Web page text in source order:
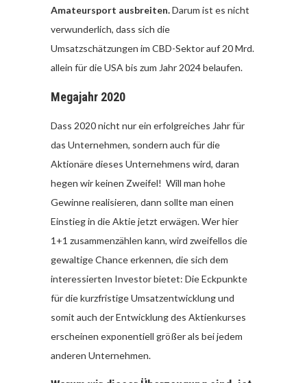
Amateursport ausbreiten.Darum ist es nicht
verwunderlich, dass sich die
Umsatzschätzungen im CBD-Sektor auf 20 Mrd.
allein für die USA bis zum Jahr 2024 belaufen.
Megajahr 2020
Dass 2020 nicht nur ein erfolgreiches Jahr für
das Unternehmen, sondern auch für die
Aktionäre dieses Unternehmens wird, daran
hegen wir keinen Zweifel! Will man hohe
Gewinne realisieren, dann sollte man einen
Einstieg in die Aktie jetzt erwägen. Wer hier
1+1 zusammenzählen kann, wird zweifellos die
gewaltige Chance erkennen, die sich dem
interessierten Investor bietet: Die Eckpunkte
für die kurzfristige Umsatzentwicklung und
somit auch der Entwicklung des Aktienkurses
erscheinen exponentiell größer als bei jedem
anderen Unternehmen.